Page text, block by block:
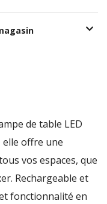
de table LED
elle offre une
vos espaces, que
Rechargeable et
fonctionnalité en